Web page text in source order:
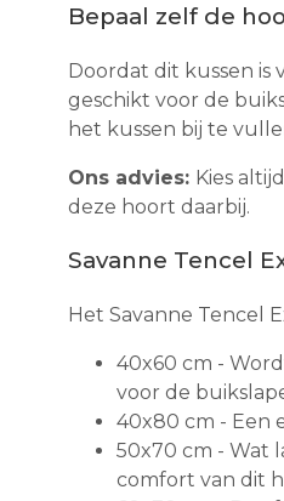
Bepaal zelf de
Doordat dit kussen is
geschikt voor de
het kussen bij te
Ons advies: Kies
deze hoort daarbij.
Savanne Tencel
Het Savanne Tencel
40x60 cm -
voor de
40x80 cm - Een
50x70 cm - Wat
comfort van dit